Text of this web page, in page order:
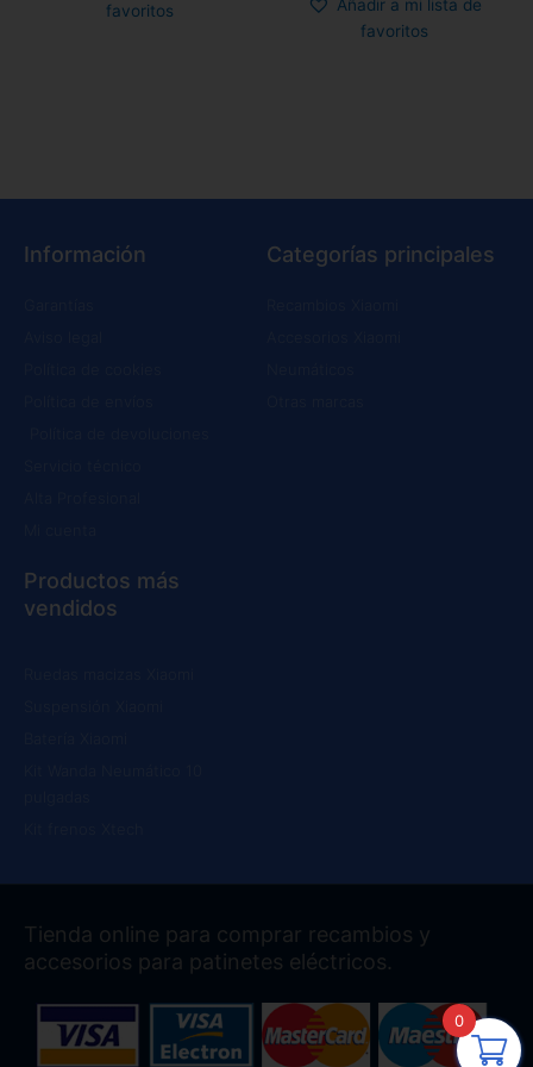
favoritos
Añadir a mi lista de
favoritos
Información Categorías principales
Productos más
vendidos
Tienda online para comprar recambios y
accesorios para patinetes eléctricos.
0